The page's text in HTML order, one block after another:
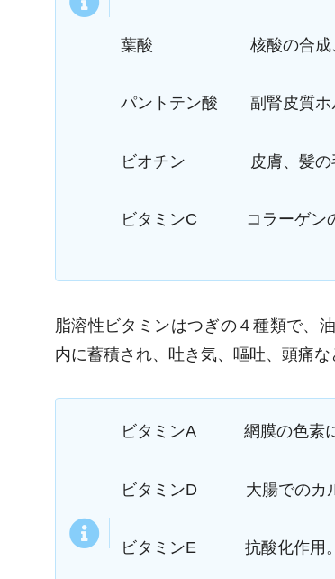
葉酸 核酸の合成、
パントテン酸 副腎皮質ホ
ビオチン 皮膚、髪の
ビタミンC コラーゲンの
脂溶性ビタミンはつぎの４種類で、
内に蓄積され、吐き気、嘔吐、頭痛な
ビタミンA 網膜の色素に
ビタミンD 大腸でのカル
ビタミンE 抗酸化作用。